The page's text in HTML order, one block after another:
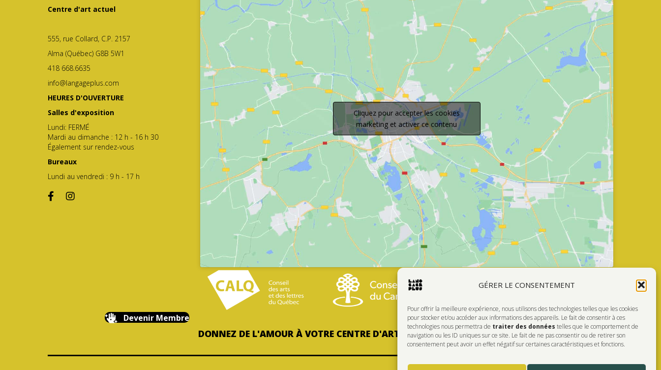
GÉRER LE CONSENTEMENT
Pour offrir la meilleure expérience, nous utilisons des technologies telles que les cookies
pour stocker et/ou accéder aux informations des appareils. Le fait de consentir à ces
technologies nous permettra de traiter des données telles que le comportement de
navigation ou les ID uniques sur ce site. Le fait de ne pas consentir ou de retirer son
consentement peut avoir un effet négatif sur certaines caractéristiques et fonctions.
Centre d'art actuel
555, rue Collard, C.P. 2157
Alma (Québec) G8B 5W1
418 668.6635
info@langageplus.com
HEURES D'OUVERTURE
Salles d'exposition
Lundi: FERMÉ
Mardi au dimanche : 12 h - 16 h 30
Également sur rendez-vous
Bureaux
Lundi au vendredi : 9 h - 17 h
Cliquez pour accepter les cookies
marketing et activer ce contenu
Devenir Membre
DONNEZ DE L'AMOUR À VOTRE CENTRE D'ARTISTES PRÉFÉRÉ!
Faire Un Don